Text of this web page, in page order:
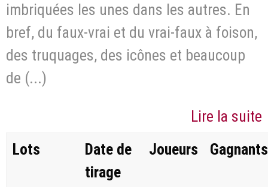
imbriquées les unes dans les autres. En
bref, du faux-vrai et du vrai-faux à foison,
des truquages, des icônes et beaucoup
de (...)
Lire la suite
Lots
Date de
tirage
Joueurs Gagnants